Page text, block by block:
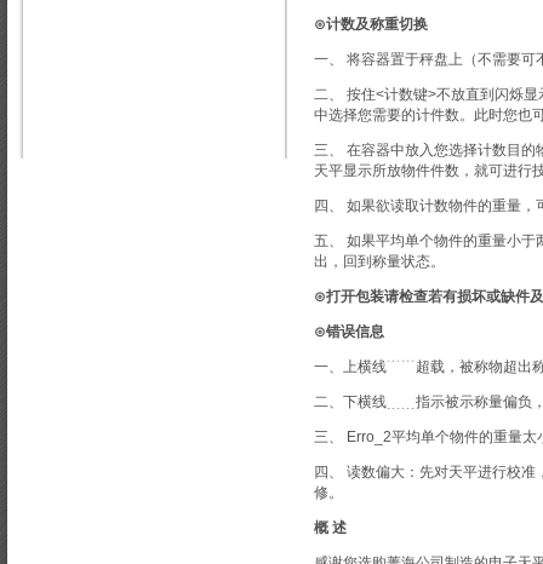
⊙计数及称重切换
一、 将容器置于秤盘上（不需要
二、 按住<计数键>不放直到闪烁
中选择您需要的计件数。此时您也
三、 在容器中放入您选择计数目的
天平显示所放物件件数，就可进行
四、 如果欲读取计数物件的重量
五、 如果平均单个物件的重量小于
出，回到称量状态。
⊙打开包装请检查若有损坏或缺件
⊙错误信息
一、上横线﹉﹉超载，被称物超出
二、下横线﹍﹍指示被示称量偏负
三、 Erro_2平均单个物件的重量
四、 读数偏大：先对天平进行校
修。
概 述